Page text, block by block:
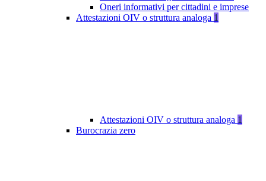
Oneri informativi per cittadini e imprese
Attestazioni OIV o struttura analoga 1
Attestazioni OIV o struttura analoga 1
Burocrazia zero